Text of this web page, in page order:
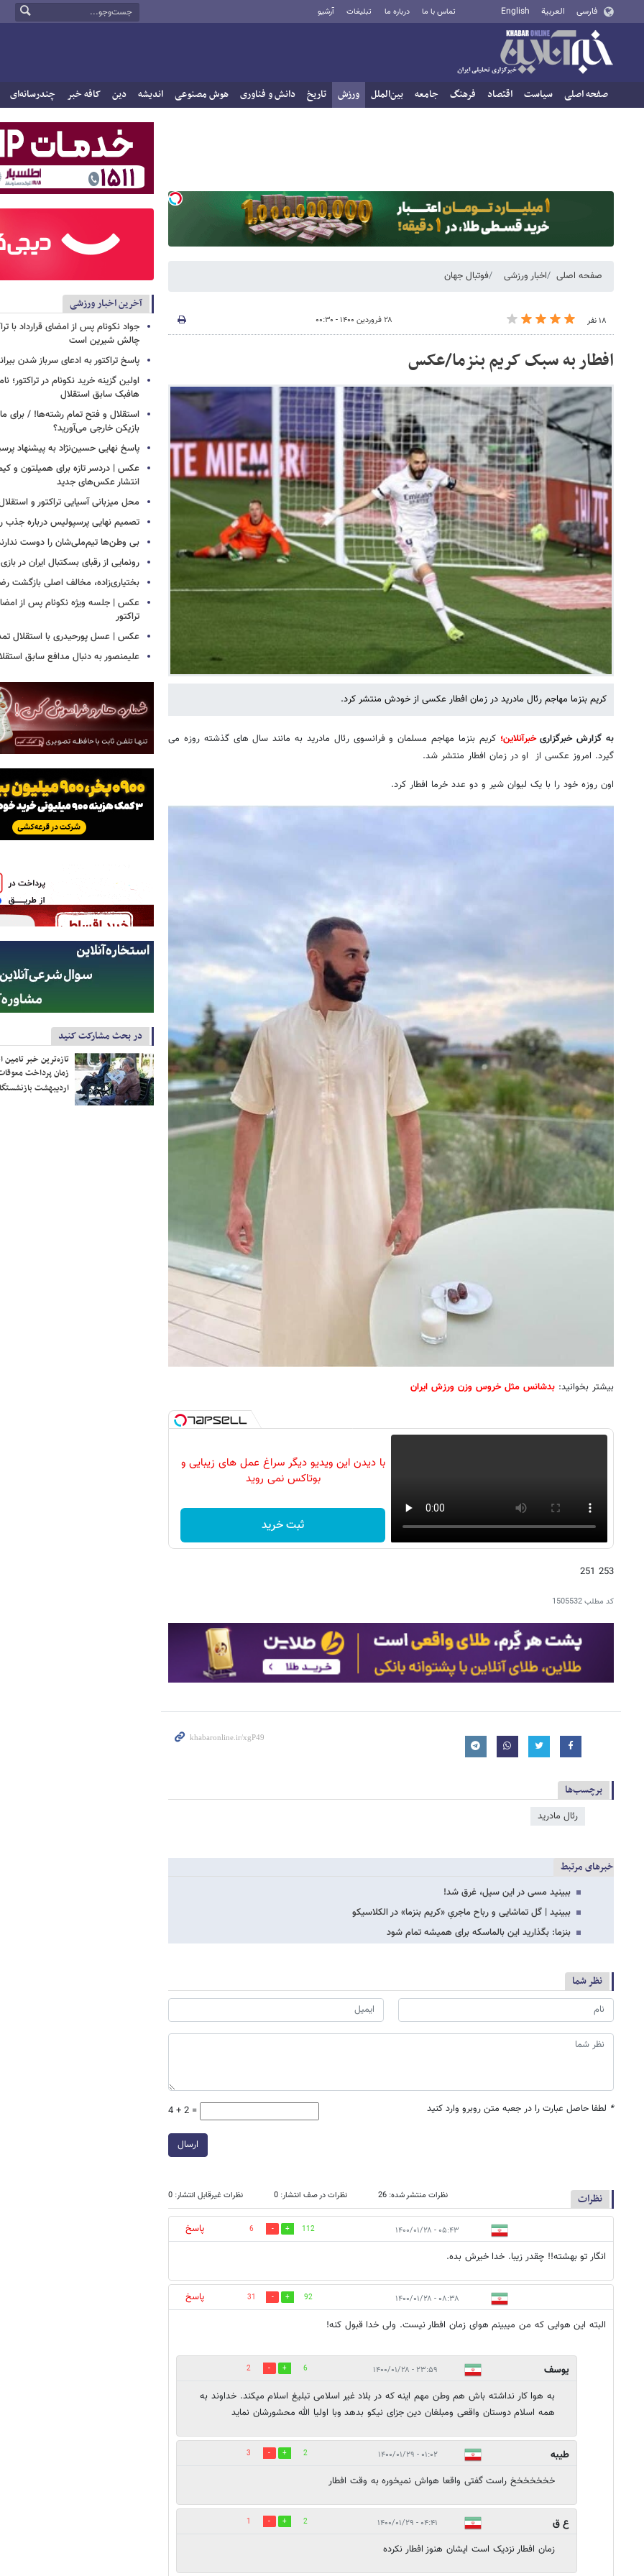
فارسی العربية English تماس با ما درباره ما تبلیغات آرشیو
صفحه اصلی سیاست اقتصاد فرهنگ جامعه بین‌الملل ورزش تاریخ دانش و فناوری هوش مصنوعی اندیشه دین کافه خبر چندرسانه‌ای
صفحه اصلی اخبار ورزشی فوتبال جهان
۱۸ نفر ۲۸ فروردین ۱۴۰۰ - ۰۰:۳۰
افطار به سبک کریم بنزما/‌عکس‌
کریم بنزما مهاجم رئال مادرید در زمان افطار عکسی از خودش منتشر کرد.
به گزارش خبرگزاریخبرآنلاین؛ کریم بنزما مهاجم مسلمان و فرانسوی رئال مادرید به مانند سال های گذشته روزه می
گیرد. امروز عکسی از او در زمان افطار منتشر شد.
اون روزه خود را با یک لیوان شیر و دو عدد خرما افطار کرد.
بیشتر بخوانید: بدشانس مثل خروس وزن ورزش ایران
با دیدن این ویدیو دیگر سراغ عمل های زیبایی و
بوتاکس نمی روید
ثبت خرید
253 251
کد مطلب1505532
برچسب‌ها
رئال مادرید
خبرهای مرتبط
ببینید مسی در این سیل، غرق شد!
ببینید | گل تماشایی و رباح ماجریِ «کریم بنزما» در الکلاسیکو
بنزما: بگذارید این بالماسکه برای همیشه تمام شود
نظر شما
* لطفا حاصل عبارت را در جعبه متن روبرو وارد کنید 4 + 2 =
ارسال
نظرات نظرات منتشر شده: 26 نظرات در صف انتشار: 0 نظرات غیرقابل انتشار: 0
۰۵:۴۳ - ۱۴۰۰/۰۱/۲۸ 112
6
پاسخ
انگار تو بهشته!! چقدر زیبا. خدا خیرش بده.
۰۸:۳۸ - ۱۴۰۰/۰۱/۲۸ 92
31
پاسخ
البته این هوایی که من میبینم هوای زمان افطار نیست. ولی خدا قبول کنه!
یوسف ۲۳:۵۹ - ۱۴۰۰/۰۱/۲۸ 6
2
به هوا کار نداشته باش هم وطن مهم اینه که در بلاد غیر اسلامی تبلیغ اسلام میکند. خداوند به
همه اسلام دوستان واقعی ومبلغان دین جزای نیکو بدهد وبا اولیا الله محشورشان نماید
طیبه ۰۱:۰۲ - ۱۴۰۰/۰۱/۲۹ 2
3
خخخخخخخ راست گفتی واقعا هواش نمیخوره به وقت افطار
ع ق ۰۴:۴۱ - ۱۴۰۰/۰۱/۲۹ 2
1
زمان افطار نزدیک است ایشان هنوز افطار نکرده
آخرین اخبار ورزشی
جواد نکونام پس از امضای قرارداد با
چالش شیرین است
پاسخ تراکتور به ادعای سرباز شدن
اولین گزینه خرید نکونام در تراکتور؛
هافبک سابق استقلال
استقلال و فتح تمام رشته‌ها! / برای
بازیکن خارجی می‌آورید؟
پاسخ نهایی حسین‌نژاد به پیشنهاد
عکس | دردسر تازه برای همیلتون و کیم
انتشار عکس‌های جدید
محل میزبانی آسیایی تراکتور و
تصمیم نهایی پرسپولیس درباره جذب
بی وطن‌ها تیم‌ملی‌شان را دوست
رونمایی از رقبای بسکتبال ایران در
بختیاری‌زاده، مخالف اصلی بازگشت
عکس | جلسه ویژه نکونام پس از امضای
تراکتور
عکس | عسل پورحیدری با استقلال
علیمنصور به دنبال مدافع سابق
در بحث مشارکت کنید
تازه‌ترین خبر تامین
زمان پرداخت
اردیبهشت